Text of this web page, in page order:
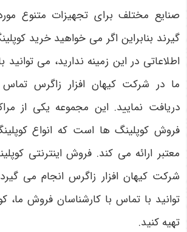
صنایع مختلف برای تجهیزات متنوع
‌گیرند بنابراین اگر می ‌خواهید خرید
اطلاعاتی در این زمینه ندارید، می‌
ما در شرکت کیهان افزار زاگرس تماس
دریافت نمایید. این مجموعه یکی از
فروش کوپلینگ ‌ها است که انواع
معتبر ارائه می ‌کند. فروش اینترنتی
شرکت کیهان افزار زاگرس انجام می
‌توانید با تماس با کارشناسان فروش ما،
تهیه کنید.